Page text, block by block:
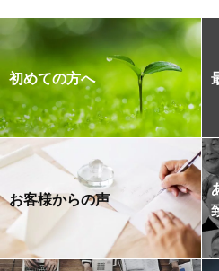
初めての方へ
お客様からの声